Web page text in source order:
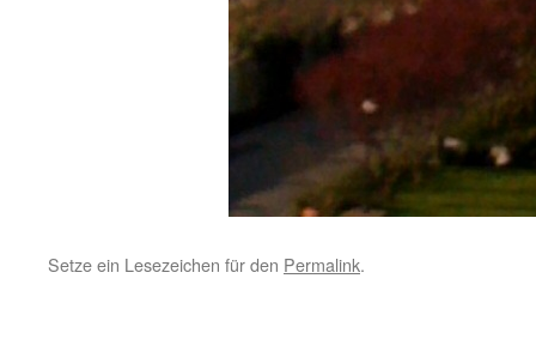
Setze ein Lesezeichen für den Permalink.